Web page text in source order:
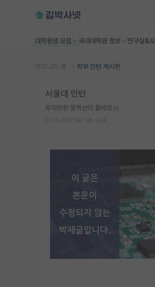
대학원생 모집 국내대학원 정보 연구실&
커뮤니티 홈 학부 인턴 게시판
서울대 인턴
부지런한 알렉산더 플레밍